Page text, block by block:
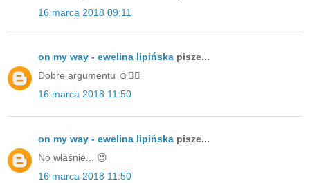
16 marca 2018 09:11
on my way - ewelina lipińska pisze...
Dobre argumentu ☺️👌🏻
16 marca 2018 11:50
on my way - ewelina lipińska pisze...
No właśnie... 😉
16 marca 2018 11:50